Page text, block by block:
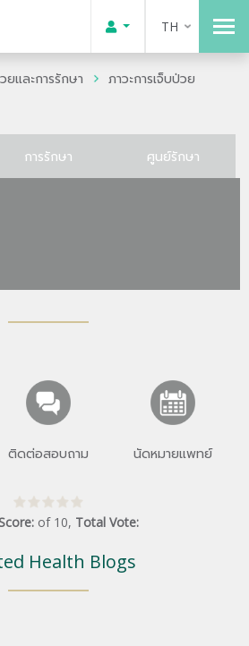
TH
ยและการรักษา
ภาวะการเจ็บป่วย
การรักษา ศูนย์รักษา
ติดต่อสอบถาม นัดหมายแพทย์
of 10, Total Vote:
Health Blogs